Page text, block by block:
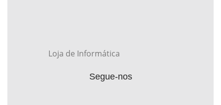
Loja de Informática
Segue-nos